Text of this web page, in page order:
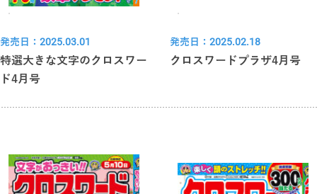
発売日：2025.03.01
特選大きな文字のクロスワー
ド4月号
発売日：2025.02.18
クロスワードプラザ4月号